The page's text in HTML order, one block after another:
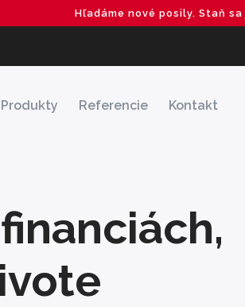
Hľadáme nové posily. Staň sa
Produkty Referencie Kontakt